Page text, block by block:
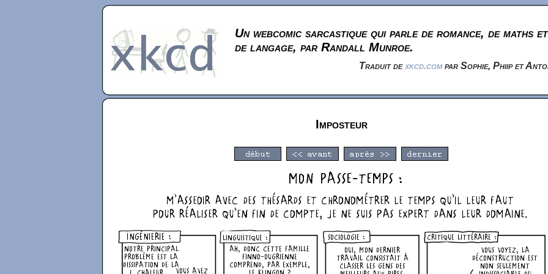
Un webcomic sarcastique qui parle de romance, de maths et
de langage, par Randall Munroe.
Traduit dexkcd.compar Sophie, Phiip et
Imposteur